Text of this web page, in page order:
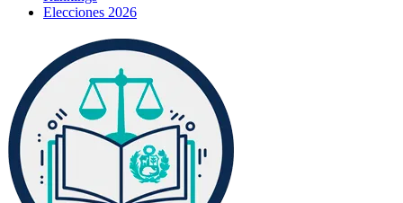
Elecciones 2026